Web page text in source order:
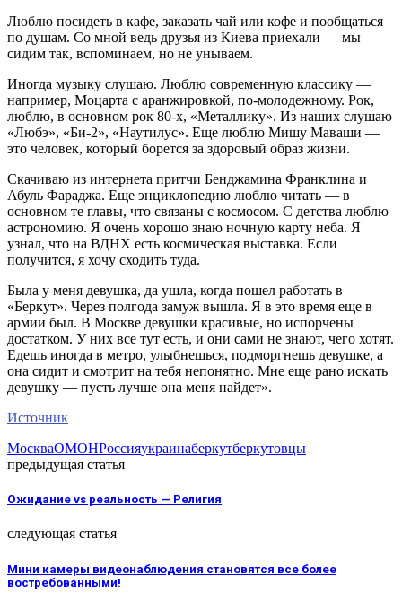
Люблю посидеть в кафе, заказать чай или кофе и пообщаться
по душам. Со мной ведь друзья из Киева приехали — мы
сидим так, вспоминаем, но не унываем.
Иногда музыку слушаю. Люблю современную классику —
например, Моцарта с аранжировкой, по-молодежному. Рок,
люблю, в основном рок 80-х, «Металлику». Из наших слушаю
«Любэ», «Би-2», «Наутилус». Еще люблю Мишу Маваши —
это человек, который борется за здоровый образ жизни.
Скачиваю из интернета притчи Бенджамина Франклина и
Абуль Фараджа. Еще энциклопедию люблю читать — в
основном те главы, что связаны с космосом. С детства люблю
астрономию. Я очень хорошо знаю ночную карту неба. Я
узнал, что на ВДНХ есть космическая выставка. Если
получится, я хочу сходить туда.
Была у меня девушка, да ушла, когда пошел работать в
«Беркут». Через полгода замуж вышла. Я в это время еще в
армии был. В Москве девушки красивые, но испорчены
достатком. У них все тут есть, и они сами не знают, чего хотят.
Едешь иногда в метро, улыбнешься, подморгнешь девушке, а
она сидит и смотрит на тебя непонятно. Мне еще рано искать
девушку — пусть лучше она меня найдет».
Источник
МоскваОМОНРоссияукраинаберкутберкутовцы
предыдущая статья
Ожидание vs реальность — Религия
следующая статья
Мини камеры видеонаблюдения становятся все более
востребованными!